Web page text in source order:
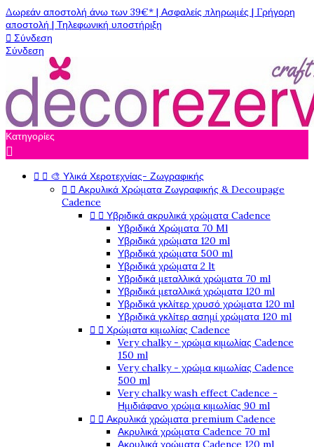
Δωρεάν αποστολή άνω των 39€* | Ασφαλείς πληρωμές | Γρήγορη
αποστολή | Τηλεφωνική υποστήριξη
 Σύνδεση
Σύνδεση
Κατηγορίες

  🎨 Υλικά Χεροτεχνίας- Ζωγραφικής
  Ακρυλικά Χρώματα Ζωγραφικής & Decoupage
Cadence
  Υβριδικά ακρυλικά χρώματα Cadence
Υβριδικά Χρώματα 70 Ml
Υβριδικά χρώματα 120 ml
Υβριδικά χρώματα 500 ml
Υβριδικά χρώματα 2 lt
Υβριδικά μεταλλικά χρώματα 70 ml
Υβριδικά μεταλλικά χρώματα 120 ml
Υβριδικά γκλίτερ χρυσό χρώματα 120 ml
Υβριδικά γκλίτερ ασημί χρώματα 120 ml
  Χρώματα κιμωλίας Cadence
Very chalky - χρώμα κιμωλίας Cadence
150 ml
Very chalky - χρώμα κιμωλίας Cadence
500 ml
Very chalky wash effect Cadence -
Ημιδιάφανο χρώμα κιμωλίας 90 ml
  Ακρυλικά χρώματα premium Cadence
Ακρυλικά χρώματα Cadence 70 ml
Ακρυλικά χρώματα Cadence 120 ml